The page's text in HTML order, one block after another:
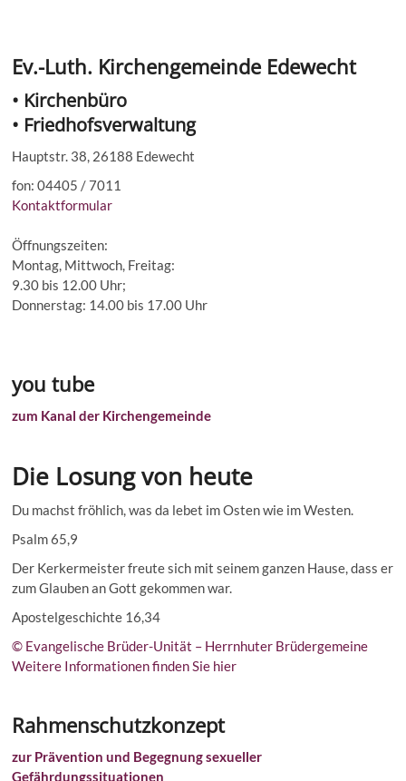
Ev.-Luth. Kirchengemeinde Edewecht
• Kirchenbüro
• Friedhofsverwaltung
Hauptstr. 38, 26188 Edewecht
fon: 04405 / 7011
Kontaktformular
Öffnungszeiten:
Montag, Mittwoch, Freitag:
9.30 bis 12.00 Uhr;
Donnerstag: 14.00 bis 17.00 Uhr
you tube
zum Kanal der Kirchengemeinde
Die Losung von heute
Du machst fröhlich, was da lebet im Osten wie im Westen.
Psalm 65,9
Der Kerkermeister freute sich mit seinem ganzen Hause, dass er
zum Glauben an Gott gekommen war.
Apostelgeschichte 16,34
© Evangelische Brüder-Unität – Herrnhuter Brüdergemeine
Weitere Informationen finden Sie hier
Rahmenschutzkonzept
zur Prävention und Begegnung sexueller
Gefährdungssituationen